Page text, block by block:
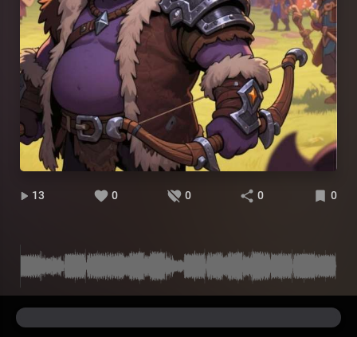
13 0 0 0 0